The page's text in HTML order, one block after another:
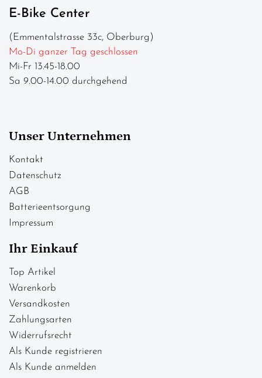
E-Bike Center
(Emmentalstrasse 33c, Oberburg)
Mo-Di ganzer Tag geschlossen
Mi-Fr 13.45-18.00
Sa 9.00-14.00 durchgehend
Unser Unternehmen
Kontakt
Datenschutz
AGB
Batterieentsorgung
Impressum
Ihr Einkauf
Top Artikel
Warenkorb
Versandkosten
Zahlungsarten
Widerrufsrecht
Als Kunde registrieren
Als Kunde anmelden